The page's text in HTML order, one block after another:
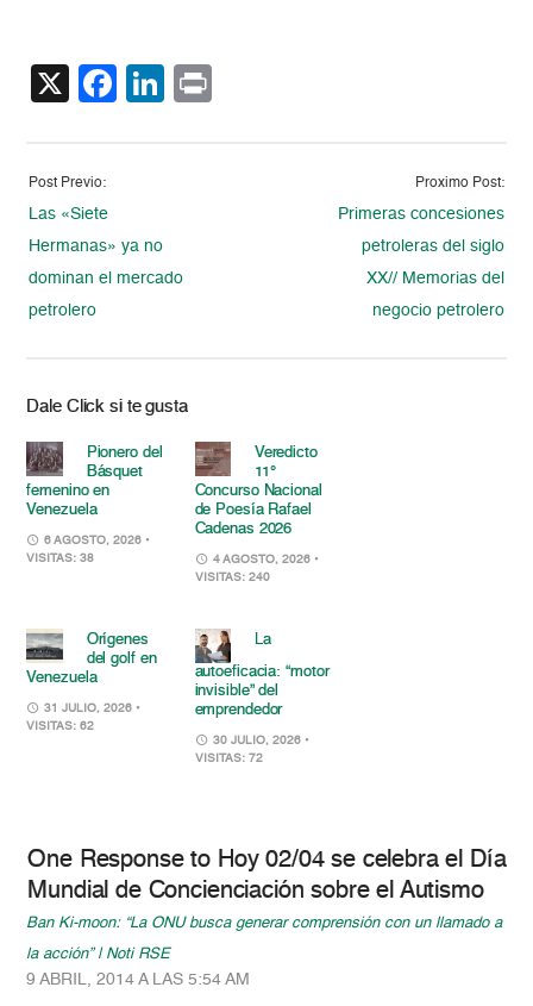
X Facebook
LinkedIn
Post Previo:
Las «Siete
Hermanas» ya no
dominan el mercado
petrolero
Proximo Post:
Primeras concesiones
petroleras del siglo
XX// Memorias del
negocio petrolero
Dale Click si te gusta
Pionero del
Básquet
femenino en
Venezuela
6 AGOSTO, 2026 •
VISITAS: 38
Veredicto
11°
Concurso Nacional
de Poesía Rafael
Cadenas 2026
4 AGOSTO, 2026 •
VISITAS: 240
Orígenes
del golf en
Venezuela
31 JULIO, 2026 •
VISITAS: 62
La
autoeficacia: “motor
invisible” del
emprendedor
30 JULIO, 2026 •
VISITAS: 72
One Response to Hoy 02/04 se celebra el Día
Mundial de Concienciación sobre el Autismo
Ban Ki-moon: “La ONU busca generar comprensión con un llamado a
la acción” | Noti RSE
9 ABRIL, 2014 A LAS 5:54 AM